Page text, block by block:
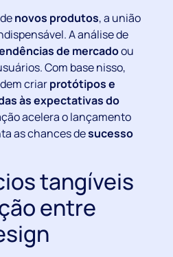
novos produtos, a união
A análise de
de mercadoou
Com base nisso,
criarprotótipos e
às expectativas do
acelera o lançamento
as chances desucesso
tangíveis
entre